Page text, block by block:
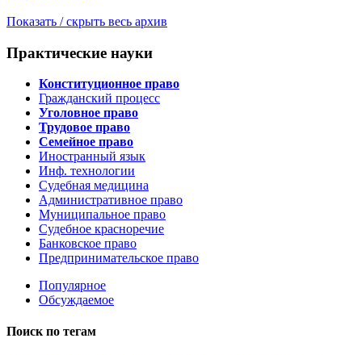
Показать / скрыть весь архив
Практические науки
Конституционное право
Гражданский процесс
Уголовное право
Трудовое право
Cемейное право
Иностранный язык
Инф. технологии
Судебная медицина
Административное право
Муниципальное право
Судебное красноречие
Банковское право
Предпринимательское право
Популярное
Обсуждаемое
Поиск по тегам